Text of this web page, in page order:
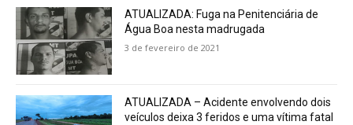
ATUALIZADA: Fuga na Penitenciária de
Água Boa nesta madrugada
3 de fevereiro de 2021
ATUALIZADA – Acidente envolvendo dois
veículos deixa 3 feridos e uma vítima fatal